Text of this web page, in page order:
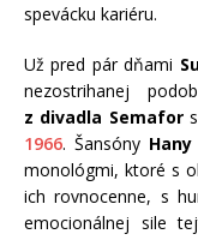
spevácku kariéru.
Už pred pár dňami
nezostrihanej
z divadla Semafors
1966. Šansóny
monológmi, ktoré s
ich rovnocenne, s
emocionálnej sile